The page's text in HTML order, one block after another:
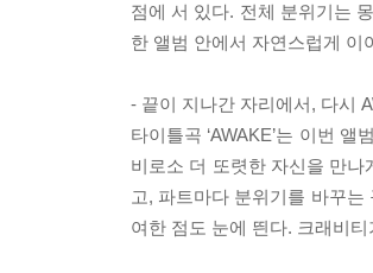
점에 서 있다. 전체 분위기는
한 앨범 안에서 자연스럽게 이
- 끝이 지나간 자리에서, 다시
타이틀곡 ‘AWAKE’는 이번
비로소 더 또렷한 자신을 만
고, 파트마다 분위기를 바꾸
여한 점도 눈에 띈다. 크래비